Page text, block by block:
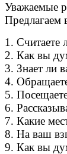
Уважаемые
Предлагаем
1. Считаете
2. Как вы
3. Знает ли
4.
5.
6.
7. Какие
8. На ваш
9. Как вы